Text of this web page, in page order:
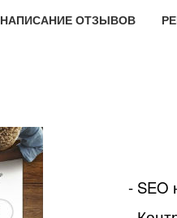
НАПИСАНИЕ ОТЗЫВОВ
- SEO